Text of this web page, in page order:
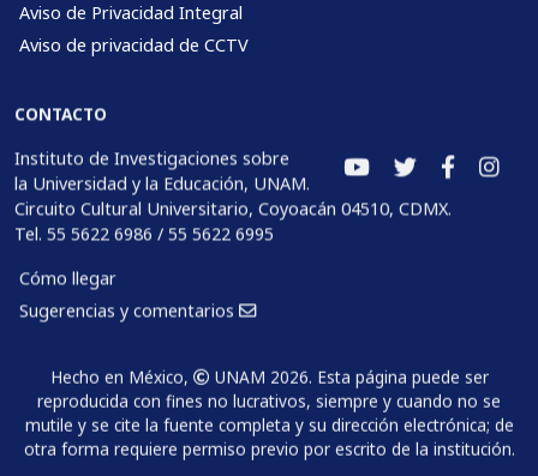
Aviso de Privacidad Integral
Aviso de privacidad de CCTV
CONTACTO
Instituto de Investigaciones sobre
la Universidad y la Educación, UNAM.
Circuito Cultural Universitario, Coyoacán 04510, CDMX.
Tel. 55 5622 6986 / 55 5622 6995
Cómo llegar
Sugerencias y comentarios
Hecho en México,
UNAM 2026. Esta página puede ser
reproducida con fines no lucrativos, siempre y cuando no se
mutile y se cite la fuente completa y su dirección electrónica; de
otra forma requiere permiso previo por escrito de la institución.